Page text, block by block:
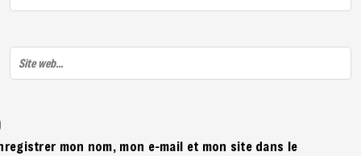
mon nom, mon e-mail et mon site dans le